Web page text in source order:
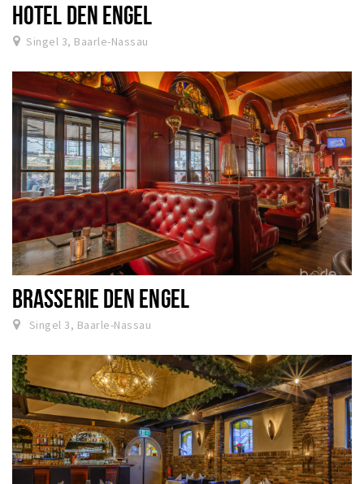
HOTEL DEN ENGEL
Singel 3, Baarle-Nassau
BRASSERIE DEN ENGEL
Singel 3, Baarle-Nassau